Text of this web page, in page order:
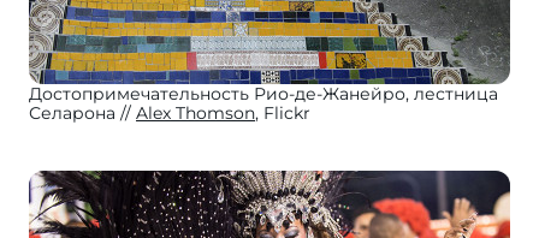
Достопримечательность Рио-де-Жанейро, лестница
Селарона
Alex Thomson, Flickr